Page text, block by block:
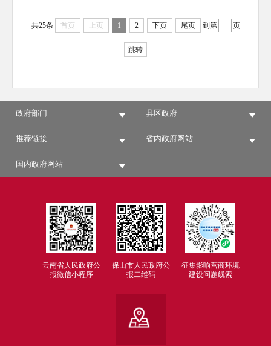
共25条 首页 上页 1 2 下页 尾页 到第 页
跳转
政府部门 县区政府
推荐链接 省内政府网站
国内政府网站
云南省人民政府公
报微信小程序
保山市人民政府公
报二维码
征集影响营商环境
建设问题线索